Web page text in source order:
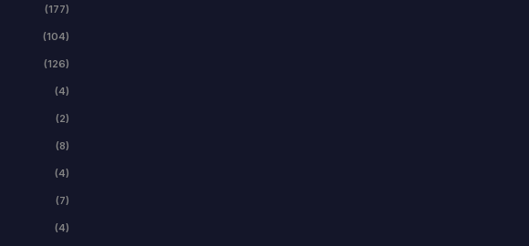
(177)
(104)
(126)
(4)
(2)
(8)
(4)
(7)
(4)